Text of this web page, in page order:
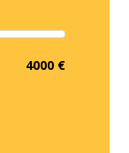
4000 €